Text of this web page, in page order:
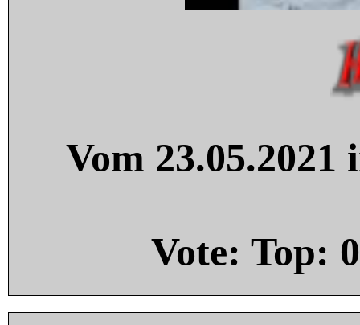
Vom
Vote: Top: 0